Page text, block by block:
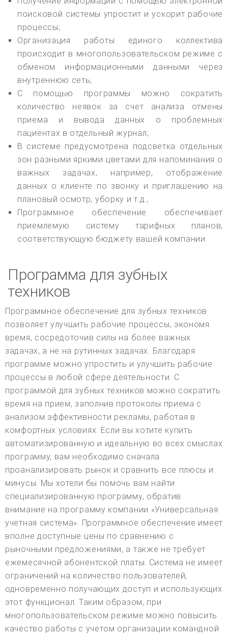
поисковой системы упростит и ускорит рабочие
процессы;
Организация работы единого коллектива
происходит в многопользовательском режиме с
обменом информационными данными через
внутреннюю сеть;
С помощью программы можно сократить
количество неявок за счет анализа отмены
приема и вывода данных о проблемных
пациентах в отдельный журнал;
В системе предусмотрена подсветка отдельных
зон разными яркими цветами для напоминания о
важных задачах, например, отображение
данных о клиенте по звонку и приглашению на
плановый осмотр, уборку и т.д.;
Программное обеспечение обеспечивает
приемлемую систему тарифных планов,
соответствующую бюджету вашей компании.
Программа для зубных
техников
Программное обеспечение для зубных техников
позволяет улучшить рабочие процессы, экономя
время, сосредоточив силы на более важных
задачах, а не на рутинных задачах. Благодаря
программе можно упростить и улучшить рабочие
процессы в любой сфере деятельности. С
программой для зубных техников можно сократить
время на прием, заполнив протоколы приема с
анализом эффективности рекламы, работая в
комфортных условиях. Если вы хотите купить
автоматизированную и идеальную во всех смыслах
программу, вам необходимо сначала
проанализировать рынок и сравнить все плюсы и
минусы. Мы хотели бы помочь вам найти
специализированную программу, обратив
внимание на программу компании «Универсальная
учетная система». Программное обеспечение имеет
вполне доступные цены по сравнению с
рыночными предложениями, а также не требует
ежемесячной абонентской платы. Система не имеет
ограничений на количество пользователей,
одновременно получающих доступ и использующих
этот функционал. Таким образом, при
многопользовательском режиме можно повысить
качество работы с учетом организации командной